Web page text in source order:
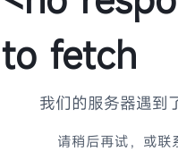
to fetch
我们的服务器遇到
请稍后再试，或联